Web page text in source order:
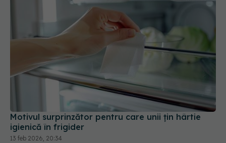
Motivul surprinzător pentru care unii țin hârtie
igienică în frigider
13 feb 2026, 20:34